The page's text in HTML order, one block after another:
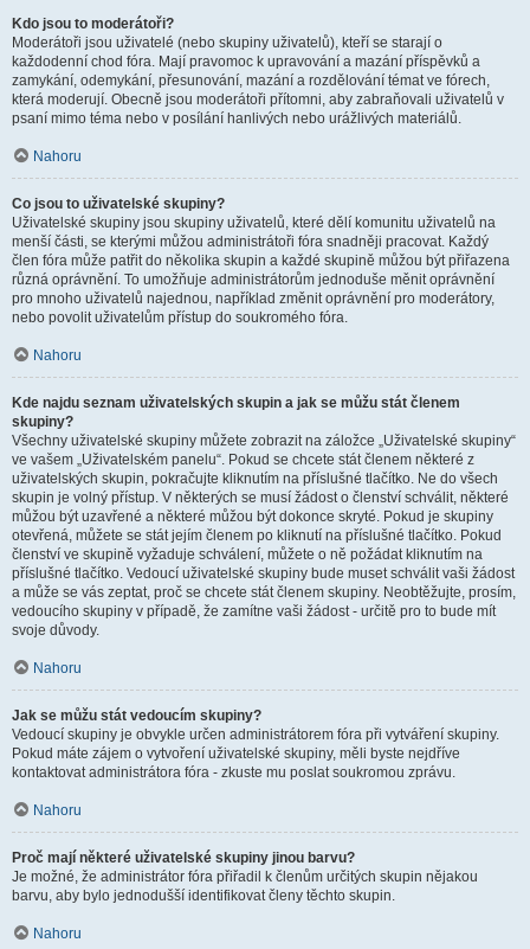
Kdo jsou to moderátoři?
Moderátoři jsou uživatelé (nebo skupiny uživatelů), kteří se starají o
každodenní chod fóra. Mají pravomoc k upravování a mazání příspěvků a
zamykání, odemykání, přesunování, mazání a rozdělování témat ve fórech,
která moderují. Obecně jsou moderátoři přítomni, aby zabraňovali uživatelů v
psaní mimo téma nebo v posílání hanlivých nebo urážlivých materiálů.
Nahoru
Co jsou to uživatelské skupiny?
Uživatelské skupiny jsou skupiny uživatelů, které dělí komunitu uživatelů na
menší části, se kterými můžou administrátoři fóra snadněji pracovat. Každý
člen fóra může patřit do několika skupin a každé skupině můžou být přiřazena
různá oprávnění. To umožňuje administrátorům jednoduše měnit oprávnění
pro mnoho uživatelů najednou, například změnit oprávnění pro moderátory,
nebo povolit uživatelům přístup do soukromého fóra.
Nahoru
Kde najdu seznam uživatelských skupin a jak se můžu stát členem
skupiny?
Všechny uživatelské skupiny můžete zobrazit na záložce „Uživatelské skupiny“
ve vašem „Uživatelském panelu“. Pokud se chcete stát členem některé z
uživatelských skupin, pokračujte kliknutím na příslušné tlačítko. Ne do všech
skupin je volný přístup. V některých se musí žádost o členství schválit, některé
můžou být uzavřené a některé můžou být dokonce skryté. Pokud je skupiny
otevřená, můžete se stát jejím členem po kliknutí na příslušné tlačítko. Pokud
členství ve skupině vyžaduje schválení, můžete o ně požádat kliknutím na
příslušné tlačítko. Vedoucí uživatelské skupiny bude muset schválit vaši žádost
a může se vás zeptat, proč se chcete stát členem skupiny. Neobtěžujte, prosím,
vedoucího skupiny v případě, že zamítne vaši žádost - určitě pro to bude mít
svoje důvody.
Nahoru
Jak se můžu stát vedoucím skupiny?
Vedoucí skupiny je obvykle určen administrátorem fóra při vytváření skupiny.
Pokud máte zájem o vytvoření uživatelské skupiny, měli byste nejdříve
kontaktovat administrátora fóra - zkuste mu poslat soukromou zprávu.
Nahoru
Proč mají některé uživatelské skupiny jinou barvu?
Je možné, že administrátor fóra přiřadil k členům určitých skupin nějakou
barvu, aby bylo jednodušší identifikovat členy těchto skupin.
Nahoru